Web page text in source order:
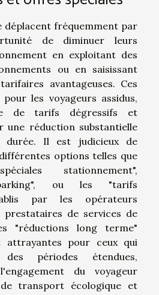
déplacent fréquemment par
de diminuer leurs
en exploitant des
ou en saisissant
avantageuses. Ces
les voyageurs assidus,
de tarifs dégressifs et
une réduction substantielle
Il est judicieux de
options telles que
stationnement",
parking", ou les "tarifs
par les opérateurs
de services de
"réductions long terme"
attrayantes pour ceux qui
périodes étendues,
du voyageur
transport écologique et